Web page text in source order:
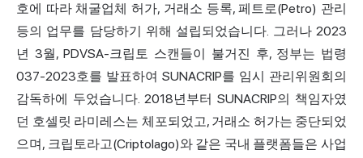
호에 따라 채굴업체 허가, 거래소 등록, 페트로(Petro) 관리
등의 업무를 담당하기 위해 설립되었습니다. 그러나 2023
년 3월, PDVSA-크립토 스캔들이 불거진 후, 정부는 법령
037-2023호를 발표하여 SUNACRIP를 임시 관리위원회의
감독하에 두었습니다. 2018년부터 SUNACRIP의 책임자였
던 호셀릿 라미레스는 체포되었고, 거래소 허가는 중단되었
으며, 크립토라고(Criptolago)와 같은 국내 플랫폼들은 사업